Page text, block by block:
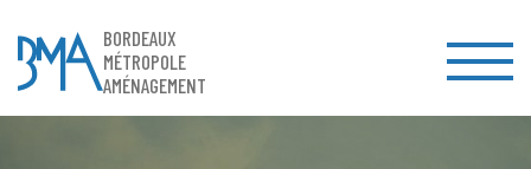
BORDEAUX
MÉTROPOLE
AMÉNAGEMENT